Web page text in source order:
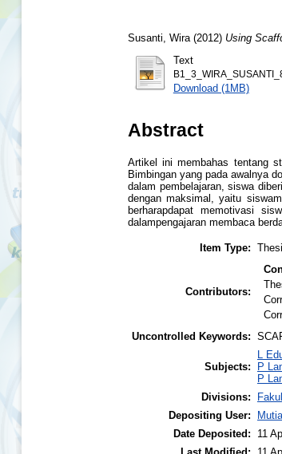
Susanti, Wira (2012) Using
Text
Download (1MB)
Abstract
Artikel ini membahas tentang
Bimbingan yang pada awalnya
dalam pembelajaran, siswa
dengan maksimal, yaitu
berharapdapat memotivasi
dalampengajaran membaca
Item Type:
Contributors:
Uncontrolled Keywords:
Subjects:
L
P
P
Divisions:
Depositing User:
Date Deposited:
11